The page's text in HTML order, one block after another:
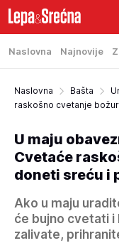
Naslovna Najnovije
Naslovna Bašta
raskošno cvetanje
U maju
Cvetaće
doneti sreću i
Ako u maju
će bujno cvetati i
zalivate,